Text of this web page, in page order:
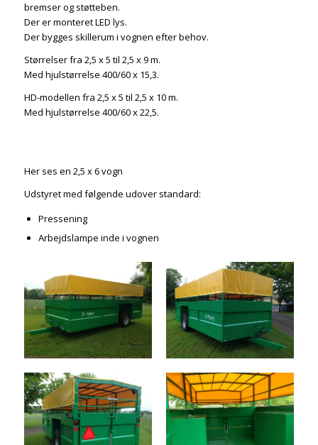
bremser og støtteben.
Der er monteret LED lys.
Der bygges skillerum i vognen efter behov.
Størrelser fra 2,5 x 5 til 2,5 x 9 m.
Med hjulstørrelse 400/60 x 15,3.
HD-modellen fra 2,5 x 5 til 2,5 x 10 m.
Med hjulstørrelse 400/60 x 22,5.
Her ses en 2,5 x 6 vogn
Udstyret med følgende udover standard:
Pressening
Arbejdslampe inde i vognen